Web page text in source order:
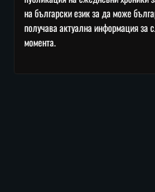
на български език за да може
получава актуална информация за
момента.